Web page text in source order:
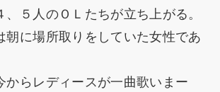
、５人のＯＬたちが立ち上がる。
朝に場所取りをしていた女性であ
からレディースが一曲歌いまー